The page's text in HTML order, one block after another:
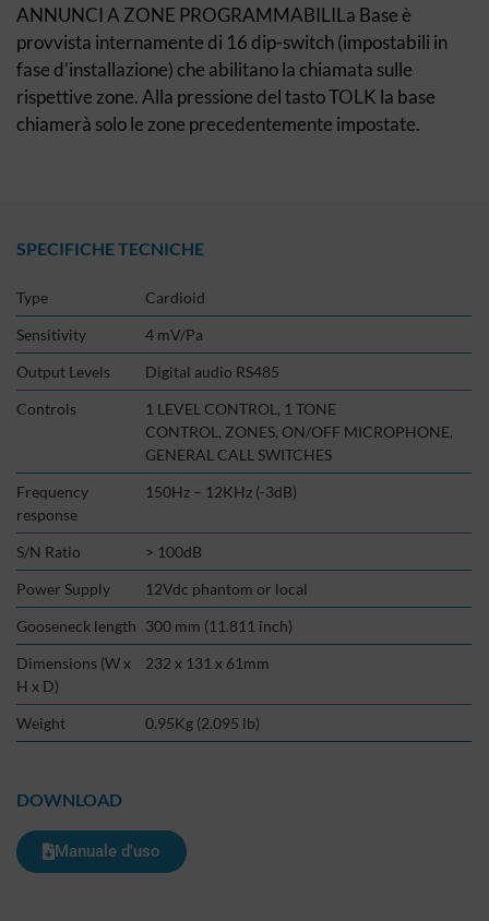
ANNUNCI A ZONE PROGRAMMABILILa Base è
provvista internamente di 16 dip-switch (impostabili in
fase d’installazione) che abilitano la chiamata sulle
rispettive zone. Alla pressione del tasto TOLK la base
chiamerà solo le zone precedentemente impostate.
SPECIFICHE TECNICHE
Type
Cardioid
Sensitivity
4 mV/Pa
Output Levels
Digital audio RS485
Controls
1 LEVEL CONTROL, 1 TONE
CONTROL, ZONES, ON/OFF MICROPHONE,
GENERAL CALL SWITCHES
Frequency
response
150Hz – 12KHz (-3dB)
S/N Ratio
> 100dB
Power Supply
12Vdc phantom or local
Gooseneck length 300 mm (11.811 inch)
Dimensions (W x
H x D)
232 x 131 x 61mm
Weight 0.95Kg (2.095 lb)
DOWNLOAD
Manuale d'uso